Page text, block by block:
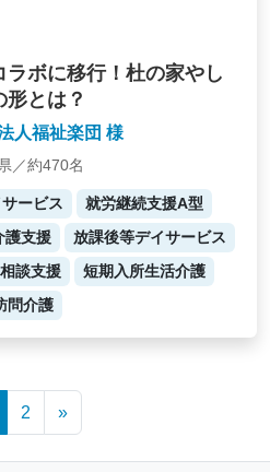
ボに移行！杜の家やし
とは？
人福祉楽団 様
／約470名
ービス
就労継続支援A型
護支援
放課後等デイサービス
相談支援
短期入所生活介護
問介護
2 »